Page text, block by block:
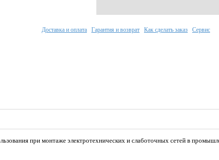
при монтаже электротехнических и слаботочных сетей в
Доставка и оплата Гарантия и возврат Как сделать заказ Сервис